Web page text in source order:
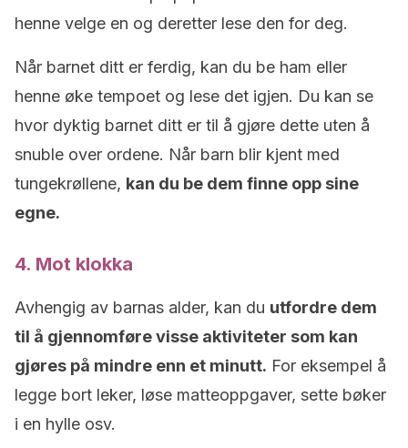
henne velge en og deretter lese den for deg.
Når barnet ditt er ferdig, kan du be ham eller
henne øke tempoet og lese det igjen. Du kan se
hvor dyktig barnet ditt er til å gjøre dette uten å
snuble over ordene. Når barn blir kjent med
tungekrøllene, kan du be dem finne opp sine
egne.
4. Mot klokka
Avhengig av barnas alder, kan du utfordre dem
til å gjennomføre visse aktiviteter som kan
gjøres på mindre enn et minutt. For eksempel å
legge bort leker, løse matteoppgaver, sette bøker
i en hylle osv.